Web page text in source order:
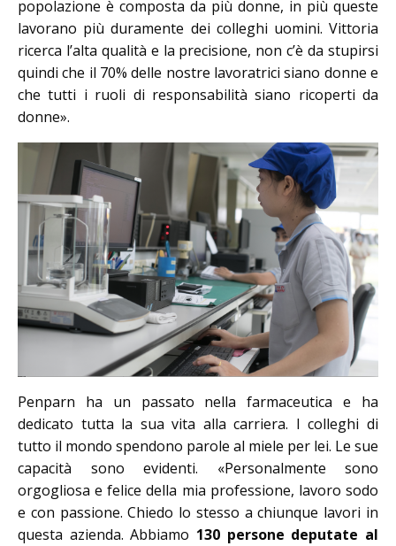
popolazione è composta da più donne, in più queste
lavorano più duramente dei colleghi uomini. Vittoria
ricerca l’alta qualità e la precisione, non c’è da stupirsi
quindi che il 70% delle nostre lavoratrici siano donne e
che tutti i ruoli di responsabilità siano ricoperti da
donne».
Penparn ha un passato nella farmaceutica e ha
dedicato tutta la sua vita alla carriera. I colleghi di
tutto il mondo spendono parole al miele per lei. Le sue
capacità sono evidenti. «Personalmente sono
orgogliosa e felice della mia professione, lavoro sodo
e con passione. Chiedo lo stesso a chiunque lavori in
questa azienda. Abbiamo 130 persone deputate al